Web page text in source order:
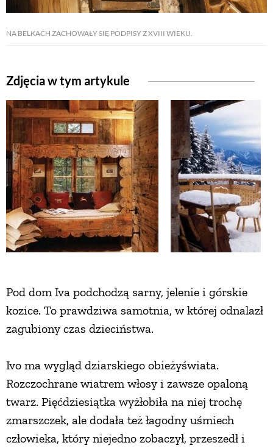
NA BELKACH ZACHOWAŁY SIĘ PODPISY Z XVIII WIEKU.
Zdjęcia w tym artykule
Pod dom Iva podchodzą sarny, jelenie i górskie
kozice. To prawdziwa samotnia, w której odnalazł
zagubiony czas dzieciństwa.
Ivo ma wygląd dziarskiego obieżyświata.
Rozczochrane wiatrem włosy i zawsze opaloną
twarz. Pięćdziesiątka wyżłobiła na niej trochę
zmarszczek, ale dodała też łagodny uśmiech
człowieka, który niejedno zobaczył, przeszedł i
DLA DOMU
PRZYRODA
ZWIERZĘTA DOMOWE
ZWIERZĘTA W NATURZE
GRZYBY
KRAJOBRAZ
RZEMIOSŁO
ZRÓB TO SAM
PRZEPISY